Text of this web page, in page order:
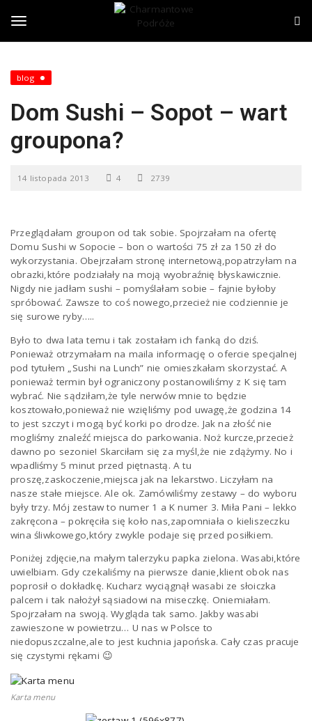
o
g
e
n
v
i
g
a
t
i
o
n
C
h
o
o
ż
e
blog
Dom Sushi – Sopot – wart
groupona?
14 listopada 2013 4 2739
Przeglądałam groupon od tak sobie. Spojrzałam na ofertę
Domu Sushi w Sopocie – bon o wartości 75 zł za 150 zł do
wykorzystania. Obejrzałam stronę internetową,popatrzyłam na
obrazki,które podziałały na moją wyobraźnię błyskawicznie.
Nigdy nie jadłam sushi – pomyślałam sobie – fajnie byłoby
spróbować. Zawsze to coś nowego,przecież nie codziennie je
się surowe ryby…..
Było to dwa lata temu i tak zostałam ich fanką do dziś.
Ponieważ otrzymałam na maila informację o ofercie specjalnej
pod tytułem „Sushi na Lunch” nie omieszkałam skorzystać. A
ponieważ termin był ograniczony postanowiliśmy z K się tam
wybrać. Nie sądziłam,że tyle nerwów mnie to będzie
kosztowało,ponieważ nie wzięliśmy pod uwagę,że godzina 14
to jest szczyt i mogą być korki po drodze. Jak na złość nie
mogliśmy znaleźć miejsca do parkowania. Noż kurcze,przecież
dawno po sezonie! Skarciłam się za myśl,że nie zdążymy. No i
wpadliśmy 5 minut przed piętnastą. A tu
proszę,zaskoczenie,miejsca jak na lekarstwo. Liczyłam na
nasze stałe miejsce. Ale ok. Zamówiliśmy zestawy – do wyboru
były trzy. Mój zestaw to numer 1 a K numer 3. Miła Pani – lekko
zakręcona – pokręciła się koło nas,zapomniała o kieliszeczku
wina śliwkowego,który zwykle podaje się przed posiłkiem.
Poniżej zdjęcie,na małym talerzyku papka zielona. Wasabi,które
uwielbiam. Gdy czekaliśmy na pierwsze danie,klient obok nas
poprosił o dokładkę. Kucharz wyciągnął wasabi ze słoiczka
palcem i tak nałożył sąsiadowi na miseczkę. Oniemiałam.
Spojrzałam na swoją. Wygląda tak samo. Jakby wasabi
zawieszone w powietrzu… U nas w Polsce to
niedopuszczalne,ale to jest kuchnia japońska. Cały czas pracuje
się czystymi rękami 😉
Karta menu